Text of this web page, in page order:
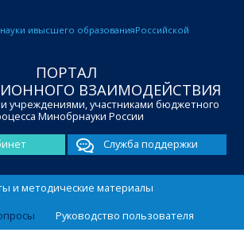
ивысшего образованияРоссийской
ПОРТАЛ
ВЗАИМОДЕЙСТВИЯ
учреждениями, участниками бюджетного
Минобрнауки России
Служба поддержки
и методические материалы
Руководство пользователя